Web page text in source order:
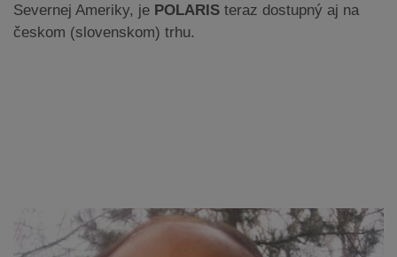
Severnej Ameriky, je POLARIS teraz dostupný aj na
českom (slovenskom) trhu.